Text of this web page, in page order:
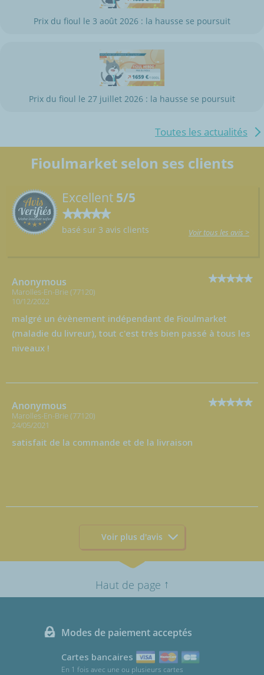
Prix du fioul le 3 août 2026 : la hausse se poursuit
Prix du fioul le 27 juillet 2026 : la hausse se poursuit
Toutes les actualités
Fioulmarket selon ses clients
Excellent 5/5
basé sur 3 avis clients Voir tous les avis >
Anonymous
Marolles-En-Brie (77120)
10/12/2022
malgré un évènement indépendant de Fioulmarket
(maladie du livreur), tout c'est très bien passé à tous les
niveaux !
Anonymous
Marolles-En-Brie (77120)
24/05/2021
satisfait de la commande et de la livraison
Voir plus d'avis
Haut de page ↑
Modes de paiement acceptés
Cartes bancaires
En 1 fois avec une ou plusieurs cartes